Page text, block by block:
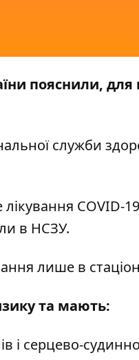
пояснили,
служби
COVID-
в НСЗУ.
лише в
та мають:
і серцево-